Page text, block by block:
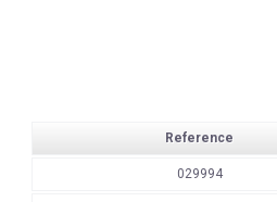
Reference
029994